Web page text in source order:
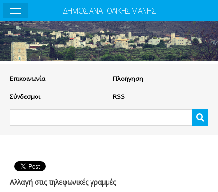
Eπικοινωνία Πλοήγηση
Σύνδεσμοι RSS
Αλλαγή στις τηλεφωνικές γραμμές
ΔΗΜΟΣ ΑΝΑΤΟΛΙΚΗΣ ΜΑΝΗΣ